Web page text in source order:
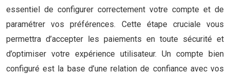
essentiel de configurer correctement votre compte et de
paramétrer vos préférences. Cette étape cruciale vous
permettra d’accepter les paiements en toute sécurité et
d’optimiser votre expérience utilisateur. Un compte bien
configuré est la base d’une relation de confiance avec vos